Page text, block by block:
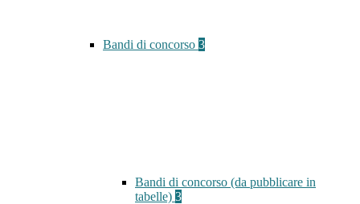
Bandi di concorso 3
Bandi di concorso (da pubblicare in
tabelle) 3